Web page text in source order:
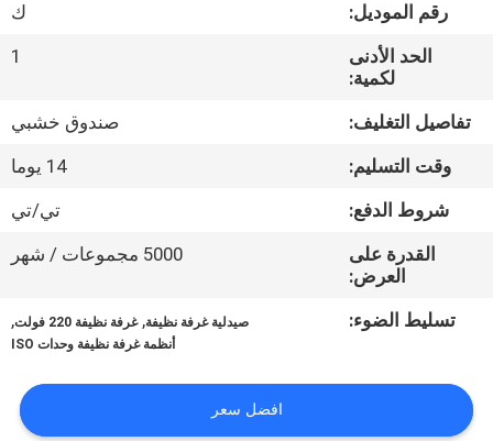
جولة
المصنع
مراقبة
الجودة
أخبار
رقم الموديل:
ك
الحد الأدنى
لكمية:
1
تفاصيل التغليف:
صندوق خشبي
وقت التسليم:
14 يوما
شروط الدفع:
تي/تي
القدرة على
العرض:
5000 مجموعات / شهر
تسليط الضوء: صيدلية غرفة نظيفة,غرفة نظيفة 220 فولت ,
أنظمة غرفة نظيفة وحدات ISO
افضل سعر